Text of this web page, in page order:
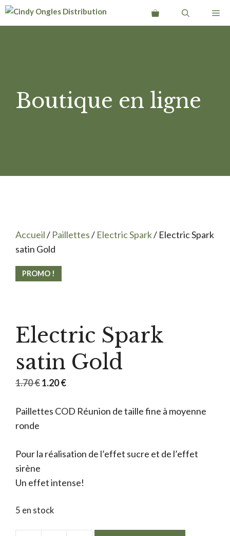
Aller
Boutique en ligne
Accueil/ Paillettes/ Electric Spark/ Electric Spark
satin Gold
PROMO !
Electric Spark
satin Gold
1.70€Le
initial
1.20€Le
actuel
Paillettes COD Réunion de taille fine à moyenne
ronde
Pour la réalisation de l’effet sucre et de l’effet
sirène
Un effet intense!
5 en stock